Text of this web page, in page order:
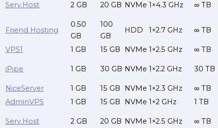
Serv.Host 2 GB 20 GB NVMe 1×4.3 GHz ∞ TB
Friend Hosting
0.50
GB
100
GB
HDD 1×2.7 GHz ∞ TB
VPS1 1 GB 15 GB NVMe 1×2.5 GHz ∞ TB
iPipe 1 GB 30 GB NVMe 1×2.2 GHz 30 TB
NiceServer 1 GB 15 GB NVMe 1×2.3 GHz
∞ TB
AdminVPS
1 GB 15 GB NVMe 1×2 GHz 1 TB
Serv.Host 2 GB 20 GB NVMe 1×2.5 GHz ∞ TB